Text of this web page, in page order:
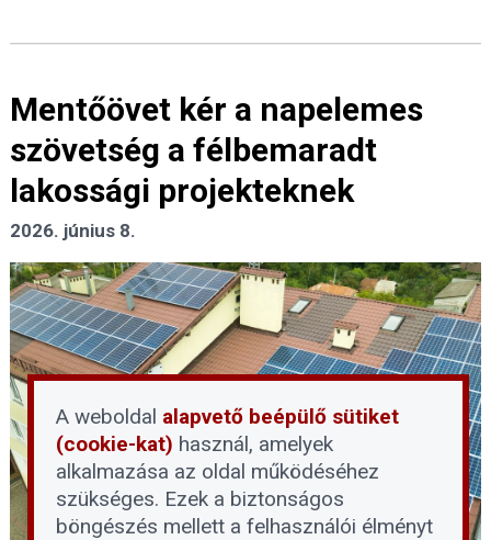
Mentőövet kér a napelemes
szövetség a félbemaradt
lakossági projekteknek
2026. június 8.
A weboldal alapvető beépülő sütiket
(cookie-kat) használ, amelyek
alkalmazása az oldal működéséhez
szükséges. Ezek a biztonságos
böngészés mellett a felhasználói élményt